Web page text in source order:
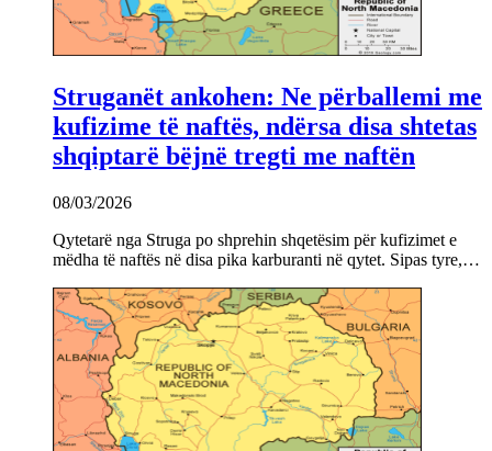
Struganët ankohen: Ne përballemi me
kufizime të naftës, ndërsa disa shtetas
shqiptarë bëjnë tregti me naftën
08/03/2026
Qytetarë nga Struga po shprehin shqetësim për kufizimet e
mëdha të naftës në disa pika karburanti në qytet. Sipas tyre,…